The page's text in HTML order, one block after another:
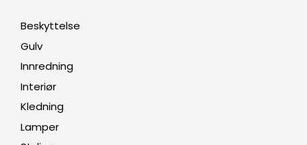
Beskyttelse
Gulv
Innredning
Interiør
Kledning
Lamper